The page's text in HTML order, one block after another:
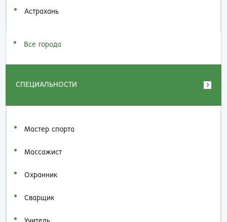
Астрахань
Все города
СПЕЦИАЛЬНОСТИ
Мастер спорта
Массажист
Охранник
Сварщик